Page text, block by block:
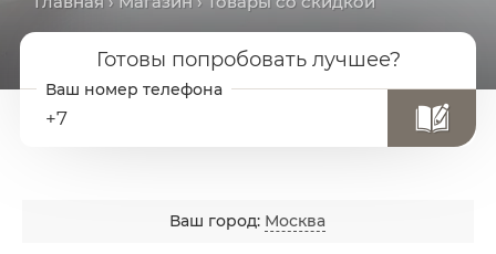
Готовы попробовать лучшее?
+7
Ваш город: Москва